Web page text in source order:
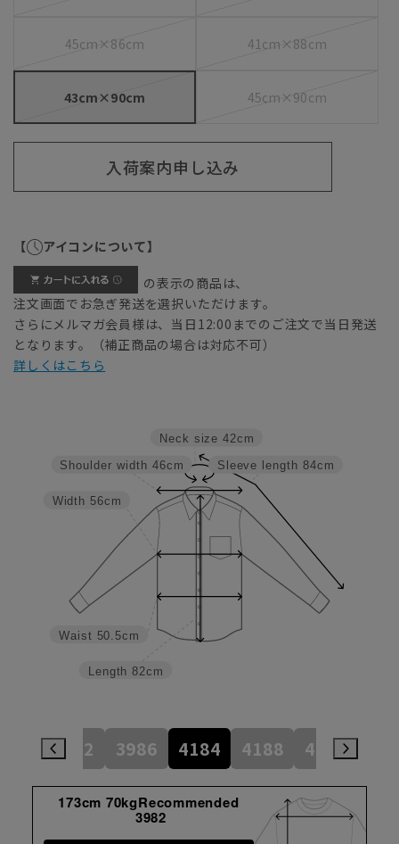
45cm×86cm 41cm×88cm
43cm×90cm 45cm×90cm
入荷案内申し込み
【 アイコンについて】
の表示の商品は、
注文画面でお急ぎ発送を選択いただけます。
さらにメルマガ会員様は、当日12:00までのご注文で当日発送
となります。（補正商品の場合は対応不可）
詳しくはこちら
Sleeve length 84cm
Neck size 42cm
Length 82cm
Waist 50.5cm
Width 56cm
Shoulder width 46cm
3982 3986 4184 4188 4386
173cm 70kgRecommended
3982